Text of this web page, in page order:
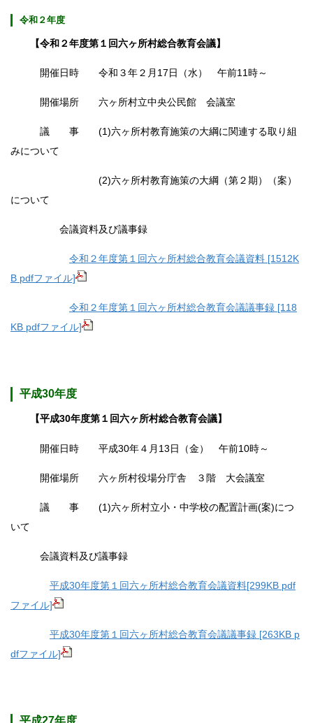
令和２年度
【令和２年度第１回六ヶ所村総合教育会議】
開催日時 令和３年２月17日（水） 午前11時～
開催場所 六ヶ所村立中央公民館 会議室
議 事 (1)六ヶ所村教育施策の大綱に関連する取り組
みについて
(2)六ヶ所村教育施策の大綱（第２期）（案）
について
会議資料及び議事録
令和２年度第１回六ヶ所村総合教育会議資料 [1512K
B pdfファイル]
令和２年度第１回六ヶ所村総合教育会議議事録 [118
KB pdfファイル]
平成30年度
【平成30年度第１回六ヶ所村総合教育会議】
開催日時 平成30年４月13日（金） 午前10時～
開催場所 六ヶ所村役場分庁舎 ３階 大会議室
議 事 (1)六ヶ所村立小・中学校の配置計画(案)につ
いて
会議資料及び議事録
平成30年度第１回六ヶ所村総合教育会議資料[299KB pdf
ファイル]
平成30年度第１回六ヶ所村総合教育会議議事録 [263KB p
dfファイル]
平成27年度